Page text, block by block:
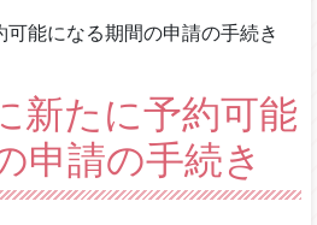
能になる期間の申請の手続き
新たに予約可能
申請の手続き